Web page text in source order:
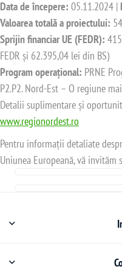
Data de începere: 05.11.2024 |
Valoarea totală a proiectului:
Sprijin financiar UE (FEDR):
FEDR și 62.395,04 lei din BS)
Program operațional: PRNE
P2.P2. Nord-Est – O regiune
Detalii suplimentare și
www.regionordest.ro
Pentru informații detaliate
Uniunea Europeană, vă invităm